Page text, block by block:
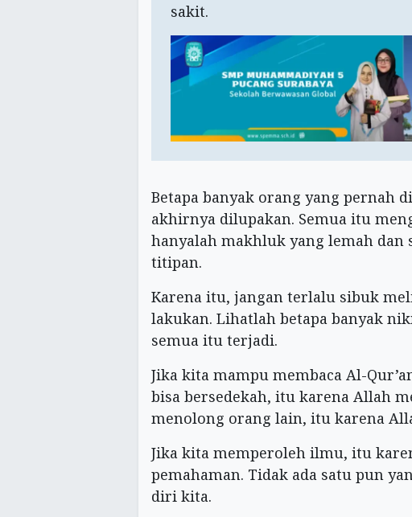
sakit.
Betapa banyak orang yang pernah
akhirnya dilupakan. Semua itu
hanyalah makhluk yang lemah
titipan.
Karena itu, jangan terlalu sibuk
lakukan. Lihatlah betapa banyak
semua itu terjadi.
Jika kita mampu membaca Al-
bisa bersedekah, itu karena Allah
menolong orang lain, itu karena
Jika kita memperoleh ilmu, itu
pemahaman. Tidak ada satu pun
diri kita.